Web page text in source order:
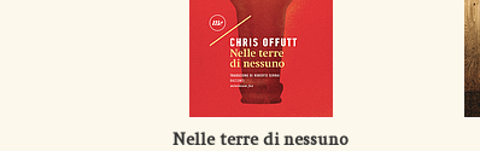
Nelle terre di nessuno